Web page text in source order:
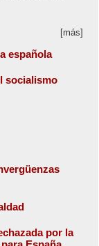
[más]
española
socialismo
por la